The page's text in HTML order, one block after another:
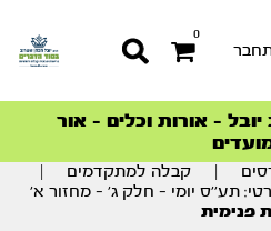
0
החודש – דרך המלך
– אורות וכלים – אור
הטבעית >
החודש – דרך המלך
קבלה למתקדמים
תע’’ס יומי – חלק ג’ – מחזור א’